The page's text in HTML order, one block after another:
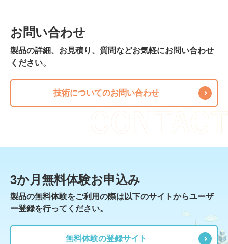
お問い合わせ
製品の詳細、お見積り、質問などお気軽にお問い合わせ
ください。
技術についてのお問い合わせ
3か月無料体験お申込み
製品の無料体験をご利用の際は以下のサイトからユーザ
ー登録を行ってください。
無料体験の登録サイト